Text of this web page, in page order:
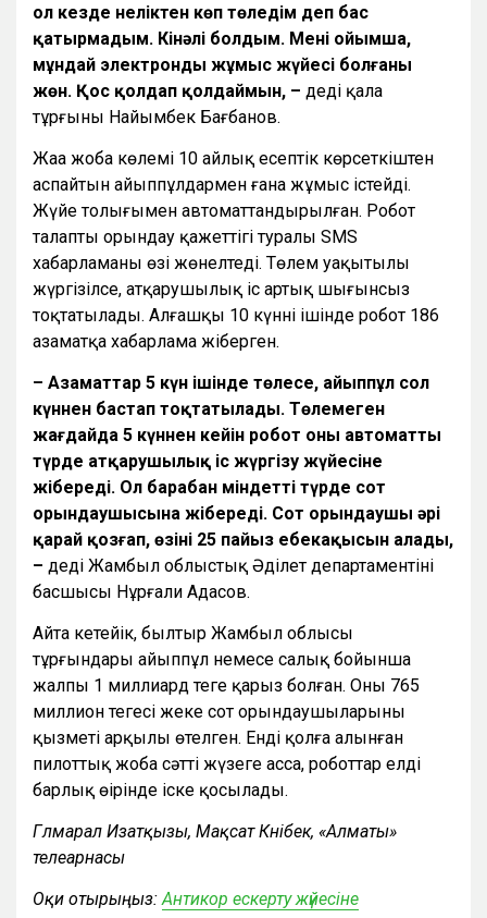
ол кезде неліктен көп төледім деп бас
қатырмадым. Кінәлі болдым. Менің ойымша,
мұндай электронды жұмыс жүйесі болғаны
жөн. Қос қолдап қолдаймын, – деді қала
тұрғыны Найымбек Бағбанов.
Жаңа жоба көлемі 10 айлық есептік көрсеткіштен
аспайтын айыппұлдармен ғана жұмыс істейді.
Жүйе толығымен автоматтандырылған. Робот
талапты орындау қажеттігі туралы SMS
хабарламаны өзі жөнелтеді. Төлем уақытылы
жүргізілсе, атқарушылық іс артық шығынсыз
тоқтатылады. Алғашқы 10 күннің ішінде робот 186
азаматқа хабарлама жіберген.
– Азаматтар 5 күн ішінде төлесе, айыппұл сол
күннен бастап тоқтатылады. Төлемеген
жағдайда 5 күннен кейін робот оны автоматты
түрде атқарушылық іс жүргізу жүйесіне
жібереді. Ол барабан міндетті түрде сот
орындаушысына жібереді. Сот орындаушы әрі
қарай қозғап, өзінің 25 пайыз еңбекақысын алады,
– деді Жамбыл облыстық Әділет департаментінің
басшысы Нұрғали Аңдасов.
Айта кетейік, былтыр Жамбыл облысы
тұрғындары айыппұл немесе салық бойынша
жалпы 1 миллиард теңге қарыз болған. Оның 765
миллион теңгесі жеке сот орындаушыларының
қызметі арқылы өтелген. Енді қолға алынған
пилоттық жоба сәтті жүзеге асса, роботтар елдің
барлық өңірінде іске қосылады.
Гүлмарал Изатқызы, Мақсат Күнібек, «Алматы»
телеарнасы
Оқи отырыңыз: Антикор ескерту жүйесіне